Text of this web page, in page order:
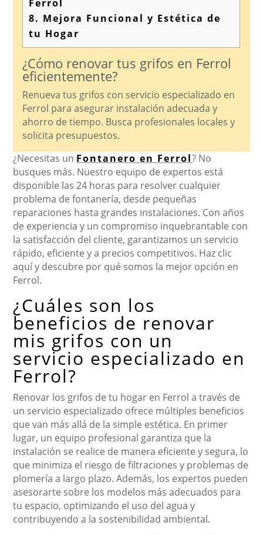
Ferrol
8. Mejora Funcional y Estética de
tu Hogar
¿Cómo renovar tus grifos en Ferrol
eficientemente?
Renueva tus grifos con servicio especializado en
Ferrol para asegurar instalación adecuada y
ahorro de tiempo. Busca profesionales locales y
solicita presupuestos.
¿Necesitas un Fontanero en Ferrol? No
busques más. Nuestro equipo de expertos está
disponible las 24 horas para resolver cualquier
problema de fontanería, desde pequeñas
reparaciones hasta grandes instalaciones. Con años
de experiencia y un compromiso inquebrantable con
la satisfacción del cliente, garantizamos un servicio
rápido, eficiente y a precios competitivos. Haz clic
aquí y descubre por qué somos la mejor opción en
Ferrol.
¿Cuáles son los
beneficios de renovar
mis grifos con un
servicio especializado en
Ferrol?
Renovar los grifos de tu hogar en Ferrol a través de
un servicio especializado ofrece múltiples beneficios
que van más allá de la simple estética. En primer
lugar, un equipo profesional garantiza que la
instalación se realice de manera eficiente y segura, lo
que minimiza el riesgo de filtraciones y problemas de
plomería a largo plazo. Además, los expertos pueden
asesorarte sobre los modelos más adecuados para
tu espacio, optimizando el uso del agua y
contribuyendo a la sostenibilidad ambiental.